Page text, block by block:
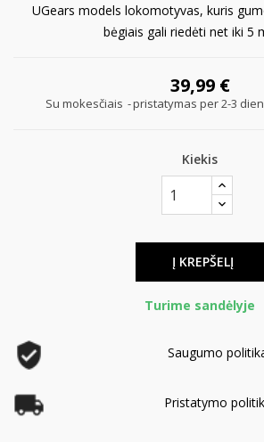
UGears models lokomotyvas, kuris
bėgiais gali riedėti net iki 5
39,99 €
Su mokesčiais pristatymas per 2-3
Kiekis
Į KREPŠELĮ
Turime sandėlyje
Saugumo
Pristatymo